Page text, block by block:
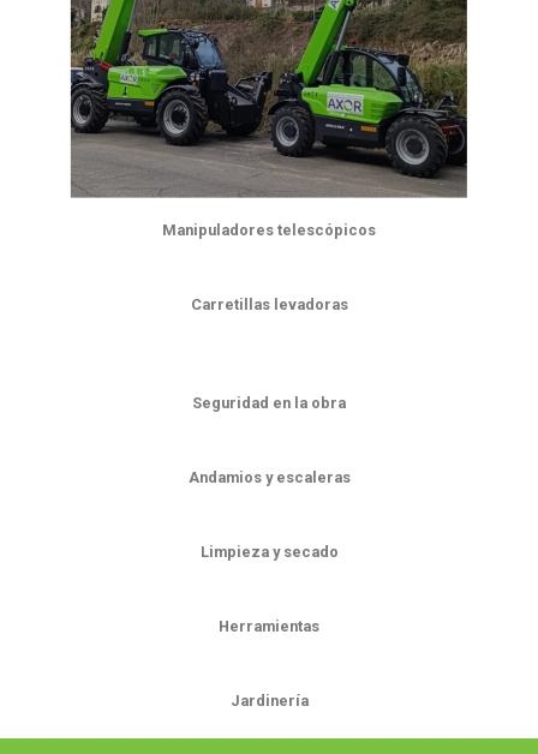
Manipuladores telescópicos
Carretillas levadoras
Seguridad en la obra
Andamios y escaleras
Limpieza y secado
Herramientas
Jardinería